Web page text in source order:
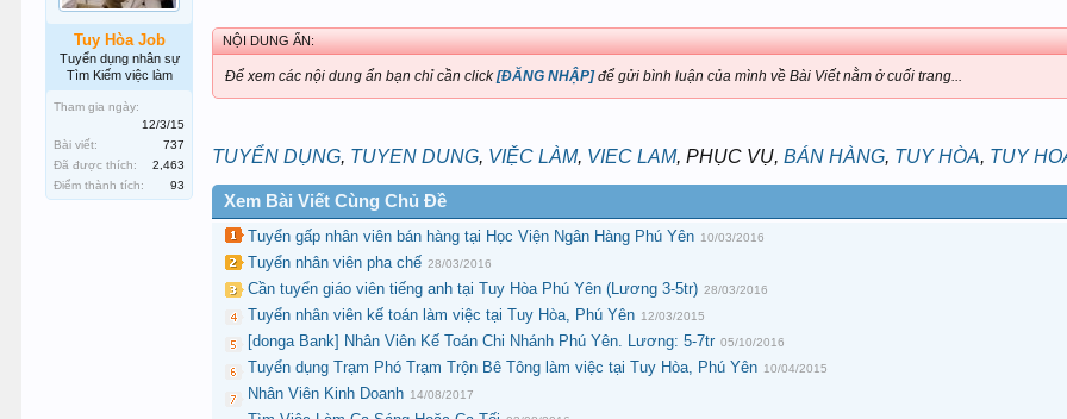
Tuy Hòa Job
Tuyển dụng nhân sự
Tìm Kiếm việc làm
Tham gia ngày:
12/3/15
Bài viết:
737
Đã được thích:
2,463
Điểm thành tích:
93
NỘI DUNG ẨN:
Để xem các nội dung ẩn bạn chỉ cần click[ĐĂNG NHẬP]để gửi bình luận của mình về Bài Viết nằm ở cuối trang...
TUYỂN DỤNG, TUYEN DUNG, VIỆC LÀM, VIEC LAM, PHỤC VỤ,BÁN HÀNG, TUY HÒA, TUY
Xem Bài Viết Cùng Chủ Đề
Tuyển gấp nhân viên bán hàng tại Học Viện Ngân Hàng Phú Yên 10/03/2016
Tuyển nhân viên pha chế 28/03/2016
Cần tuyển giáo viên tiếng anh tại Tuy Hòa Phú Yên (Lương 3-5tr) 28/03/2016
Tuyển nhân viên kế toán làm việc tại Tuy Hòa, Phú Yên 12/03/2015
[donga Bank] Nhân Viên Kế Toán Chi Nhánh Phú Yên. Lương: 5-7tr 05/10/2016
Tuyển dụng Trạm Phó Trạm Trộn Bê Tông làm việc tại Tuy Hòa, Phú Yên 10/04/2015
Nhân Viên Kinh Doanh 14/08/2017